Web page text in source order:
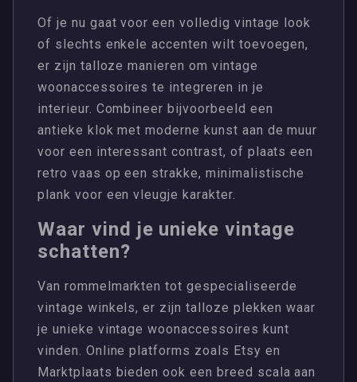
Of je nu gaat voor een volledig vintage look
of slechts enkele accenten wilt toevoegen,
er zijn talloze manieren om vintage
woonaccessoires te integreren in je
interieur. Combineer bijvoorbeeld een
antieke klok met moderne kunst aan de muur
voor een interessant contrast, of plaats een
retro vaas op een strakke, minimalistische
plank voor een vleugje karakter.
Waar vind je unieke vintage
schatten?
Van rommelmarkten tot gespecialiseerde
vintage winkels, er zijn talloze plekken waar
je unieke vintage woonaccessoires kunt
vinden. Online platforms zoals Etsy en
Marktplaats bieden ook een breed scala aan